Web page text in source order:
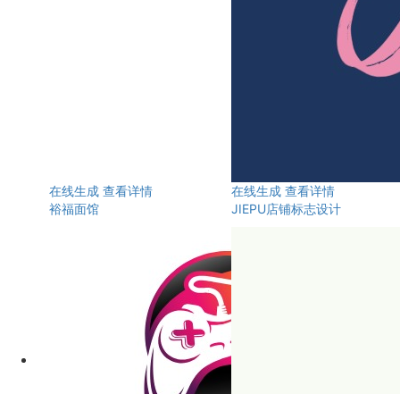
在线生成 查看详情
裕福面馆
在线生成 查看详情
JIEPU店铺标志设计